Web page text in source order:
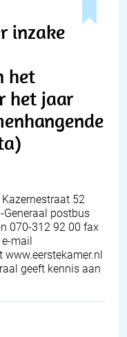
inzake
het
het jaar
52
Generaal postbus
070-312 92 00 fax
mail
geeft kennis aan